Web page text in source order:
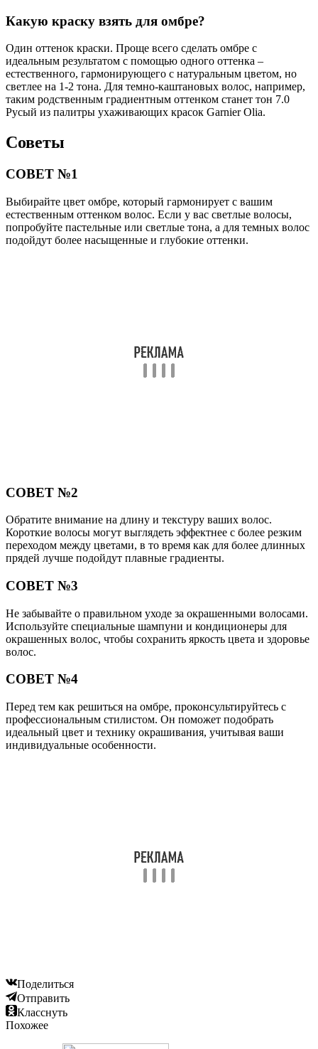
Какую краску взять для омбре?
Один оттенок краски. Проще всего сделать омбре с
идеальным результатом с помощью одного оттенка –
естественного, гармонирующего с натуральным цветом, но
светлее на 1-2 тона. Для темно-каштановых волос, например,
таким родственным градиентным оттенком станет тон 7.0
Русый из палитры ухаживающих красок Garnier Olia.
Советы
СОВЕТ №1
Выбирайте цвет омбре, который гармонирует с вашим
естественным оттенком волос. Если у вас светлые волосы,
попробуйте пастельные или светлые тона, а для темных волос
подойдут более насыщенные и глубокие оттенки.
СОВЕТ №2
Обратите внимание на длину и текстуру ваших волос.
Короткие волосы могут выглядеть эффектнее с более резким
переходом между цветами, в то время как для более длинных
прядей лучше подойдут плавные градиенты.
СОВЕТ №3
Не забывайте о правильном уходе за окрашенными волосами.
Используйте специальные шампуни и кондиционеры для
окрашенных волос, чтобы сохранить яркость цвета и здоровье
волос.
СОВЕТ №4
Перед тем как решиться на омбре, проконсультируйтесь с
профессиональным стилистом. Он поможет подобрать
идеальный цвет и технику окрашивания, учитывая ваши
индивидуальные особенности.
Поделиться
Отправить
Класснуть
Похожее